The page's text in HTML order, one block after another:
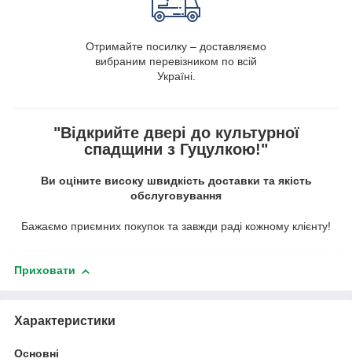
Отримайте посилку – доставляємо
вибраним перевізником по всій
Україні.
"Відкрийте двері до культурної
спадщини з Гуцулкою!"
Ви оціните високу швидкість доставки та якість
обслуговування
Бажаємо приємних покупок та завжди раді кожному клієнту!
Приховати
Характеристики
Основні